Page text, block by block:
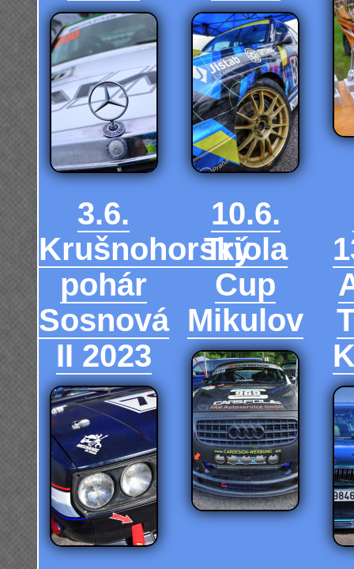
3.6.
Krušnohorský
pohár
Sosnová
II 2023
10.6.
Triola
Cup
Mikulov